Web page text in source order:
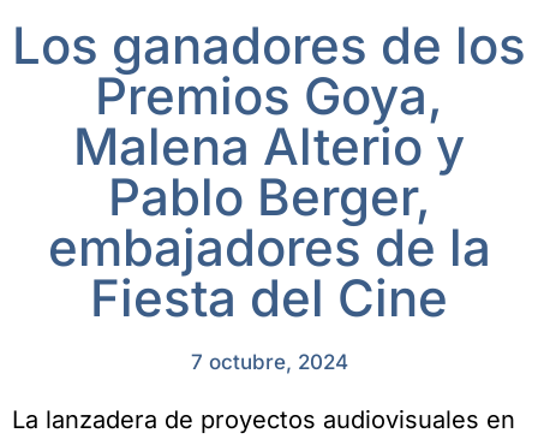
Los ganadores de los
Premios Goya,
Malena Alterio y
Pablo Berger,
embajadores de la
Fiesta del Cine
7 octubre, 2024
La lanzadera de proyectos audiovisuales en